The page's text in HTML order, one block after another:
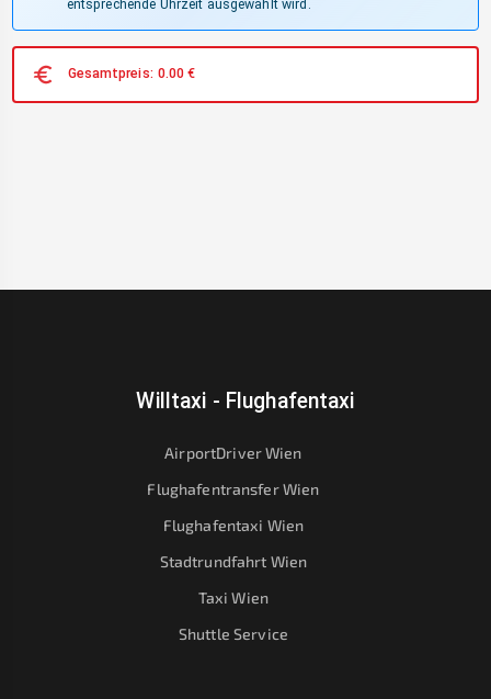
entsprechende Uhrzeit ausgewählt wird.
Gesamtpreis: 0.00 €
Willtaxi - Flughafentaxi
AirportDriver Wien
Flughafentransfer Wien
Flughafentaxi Wien
Stadtrundfahrt Wien
Taxi Wien
Shuttle Service